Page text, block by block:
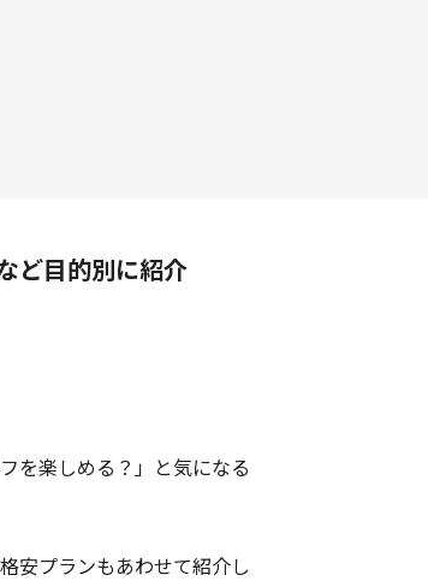
ど目的別に紹介
を楽しめる？」と気になる
安プランもあわせて紹介し